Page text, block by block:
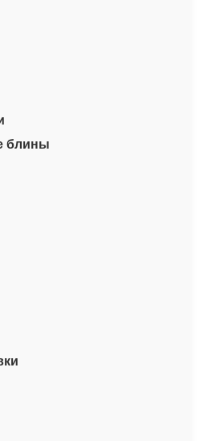
блины